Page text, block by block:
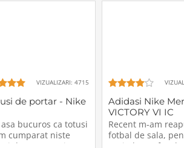
VIZUALIZARI: 4715
de portar - Nike
bucuros ca totusi
cumparat niste
Adidasi Nike
VICTORY VI IC
Recent m-am
fotbal de sala,